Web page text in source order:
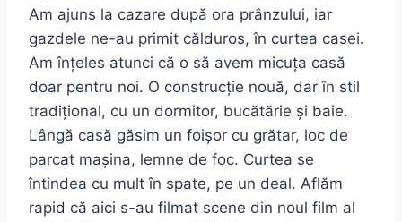
Am ajuns la cazare după ora prânzului, iar
gazdele ne-au primit călduros, în curtea casei.
Am înțeles atunci că o să avem micuța casă
doar pentru noi. O construcție nouă, dar în stil
tradițional, cu un dormitor, bucătărie și baie.
Lângă casă găsim un foișor cu grătar, loc de
parcat mașina, lemne de foc. Curtea se
întindea cu mult în spate, pe un deal. Aflăm
rapid că aici s-au filmat scene din noul film al